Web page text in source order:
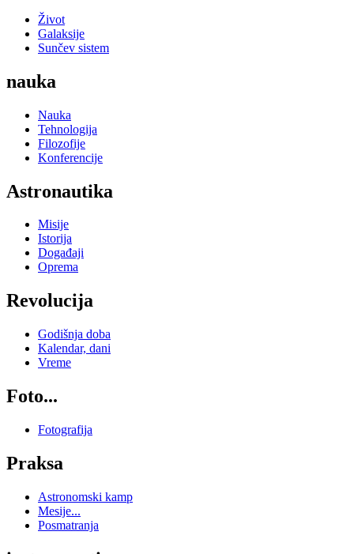
Život
Galaksije
Sunčev sistem
nauka
Nauka
Tehnologija
Filozofije
Konferencije
Astronautika
Misije
Istorija
Događaji
Oprema
Revolucija
Godišnja doba
Kalendar, dani
Vreme
Foto...
Fotografija
Praksa
Astronomski kamp
Mesije...
Posmatranja